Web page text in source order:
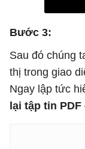
Bước 3:
Sau đó chúng
thị trong giao
Ngay lập tức
lại tập tin PDF